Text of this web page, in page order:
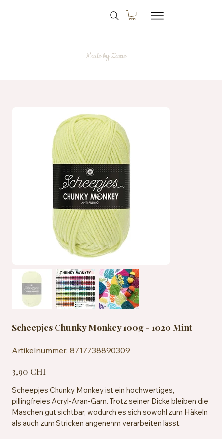
Made by Zazie
Scheepjes Chunky Monkey 100g - 1020 Mint
Artikelnummer: 8717738890309
8717738890309
3,90 CHF
Scheepjes Chunky Monkey ist ein hochwertiges,
pillingfreies Acryl-Aran-Garn. Trotz seiner Dicke bleiben die
Maschen gut sichtbar, wodurch es sich sowohl zum Häkeln
als auch zum Stricken angenehm verarbeiten lässt.